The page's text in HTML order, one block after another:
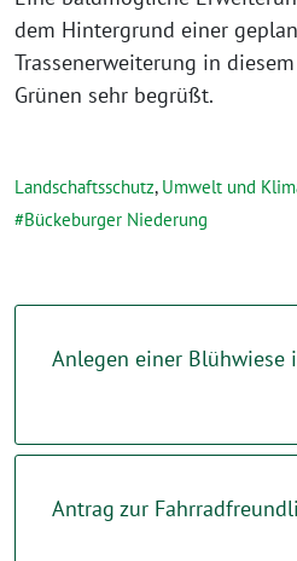
dem Hintergrund einer
Trassenerweiterung in
Grünen sehr begrüßt.
Landschaftsschutz, Umwelt und
Bückeburger Niederung
Anlegen einer Blühwiese
Antrag zur